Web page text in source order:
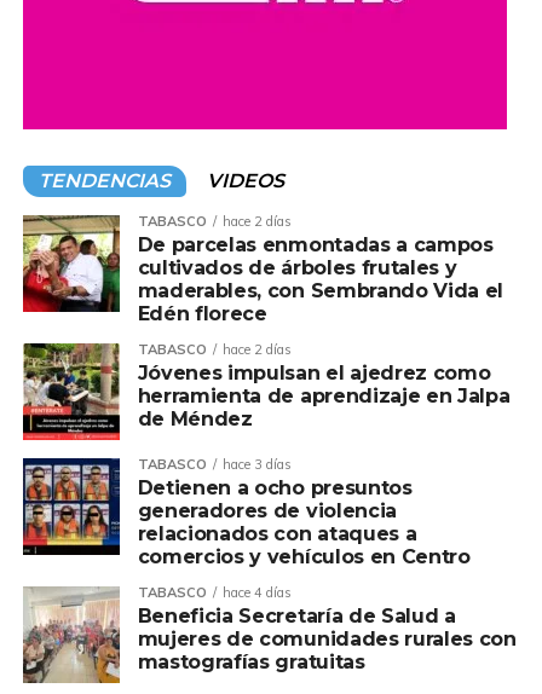
TENDENCIAS VIDEOS
TABASCO hace 2 días
De parcelas enmontadas a campos
cultivados de árboles frutales y
maderables, con Sembrando Vida el
Edén florece
TABASCO hace 2 días
Jóvenes impulsan el ajedrez como
herramienta de aprendizaje en Jalpa
de Méndez
TABASCO hace 3 días
Detienen a ocho presuntos
generadores de violencia
relacionados con ataques a
comercios y vehículos en Centro
TABASCO hace 4 días
Beneficia Secretaría de Salud a
mujeres de comunidades rurales con
mastografías gratuitas